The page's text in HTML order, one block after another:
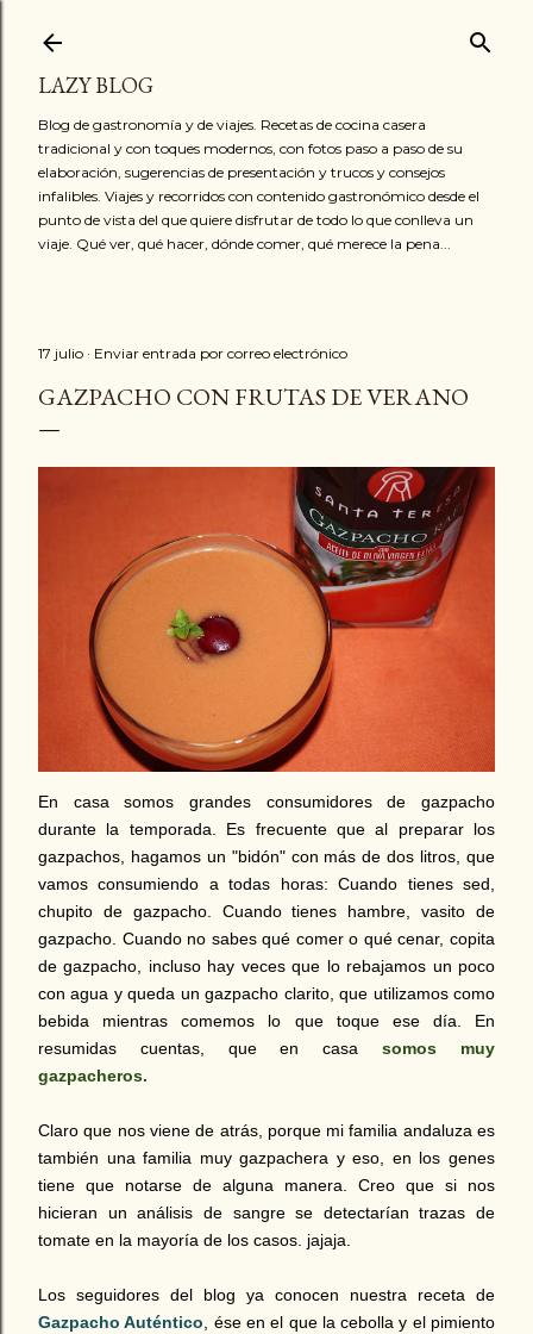
LAZY BLOG
Blog de gastronomía y de viajes. Recetas de cocina casera
tradicional y con toques modernos, con fotos paso a paso de su
elaboración, sugerencias de presentación y trucos y consejos
infalibles. Viajes y recorridos con contenido gastronómico desde el
punto de vista del que quiere disfrutar de todo lo que conlleva un
viaje. Qué ver, qué hacer, dónde comer, qué merece la pena...
17 julio Enviar entrada por correo electrónico
GAZPACHO CON FRUTAS DE VERANO
En casa somos grandes consumidores de gazpacho
durante la temporada. Es frecuente que al preparar los
gazpachos, hagamos un "bidón" con más de dos litros, que
vamos consumiendo a todas horas: Cuando tienes sed,
chupito de gazpacho. Cuando tienes hambre, vasito de
gazpacho. Cuando no sabes qué comer o qué cenar, copita
de gazpacho, incluso hay veces que lo rebajamos un poco
con agua y queda un gazpacho clarito, que utilizamos como
bebida mientras comemos lo que toque ese día. En
resumidas cuentas, que en casasomos muy
gazpacheros.
Claro que nos viene de atrás, porque mi familia andaluza es
también una familia muy gazpachera y eso, en los genes
tiene que notarse de alguna manera. Creo que si nos
hicieran un análisis de sangre se detectarían trazas de
tomate en la mayoría de los casos. jajaja.
Los seguidores del blog ya conocen nuestra receta de
Gazpacho Auténtico , ése en el que la cebolla y el pimiento